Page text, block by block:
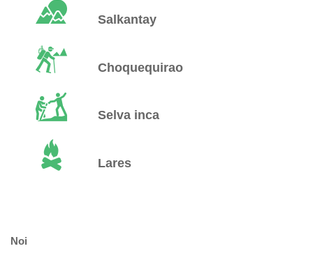
Salkantay
Choquequirao
Selva inca
Lares
Noi